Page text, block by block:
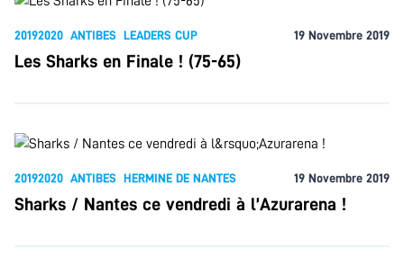
20192020 ANTIBES LEADERS CUP 19 Novembre 2019
Les Sharks en Finale ! (75-65)
20192020 ANTIBES HERMINE DE NANTES 19 Novembre 2019
Sharks / Nantes ce vendredi à l’Azurarena !